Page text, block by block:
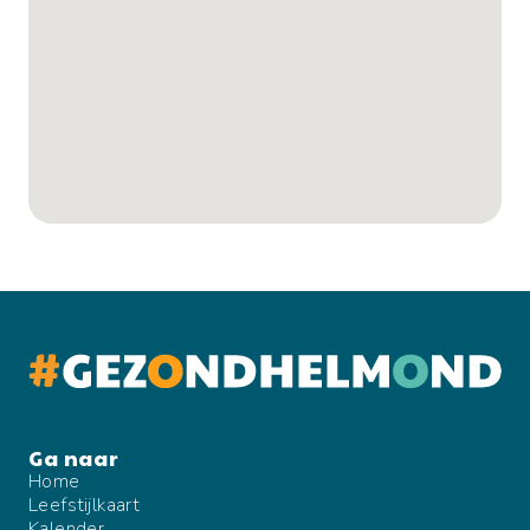
Home
Leefstijlkaart